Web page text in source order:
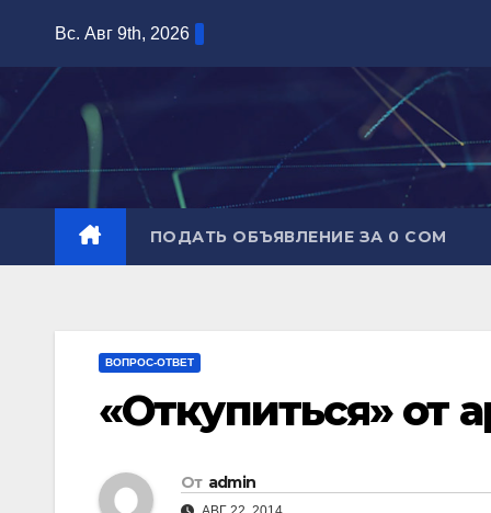
содержимому
Вс. Авг 9th, 2026
ПОДАТЬ ОБЪЯВЛЕНИЕ ЗА 0 СОМ
ВОПРОС-ОТВЕТ
«Откупиться» от
От admin